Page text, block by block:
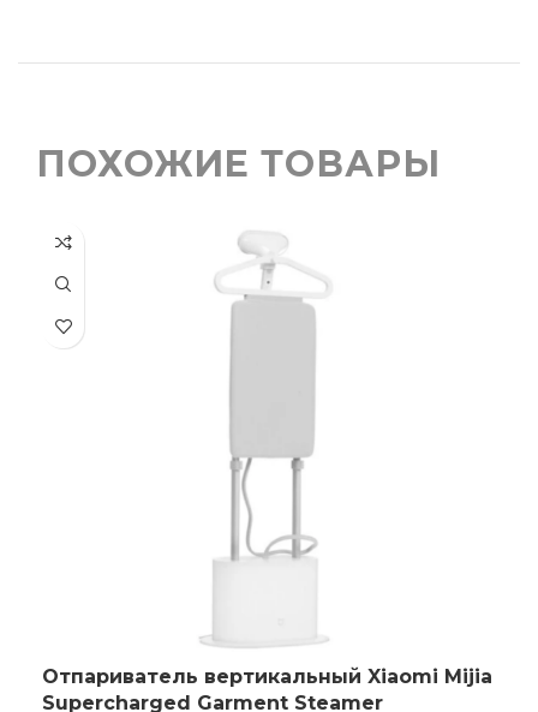
ПОХОЖИЕ ТОВАРЫ
Отпариватель вертикальный Xiaomi Mijia
Supercharged Garment Steamer